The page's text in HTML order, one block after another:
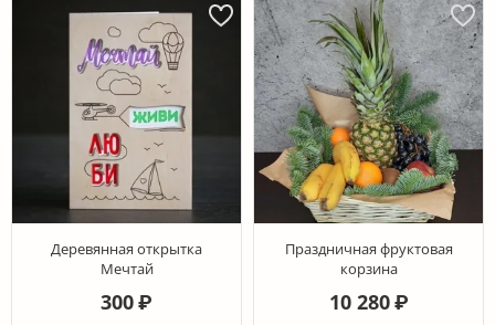
Деревянная открытка
Мечтай
300₽
Праздничная фруктовая
корзина
10 280 ₽